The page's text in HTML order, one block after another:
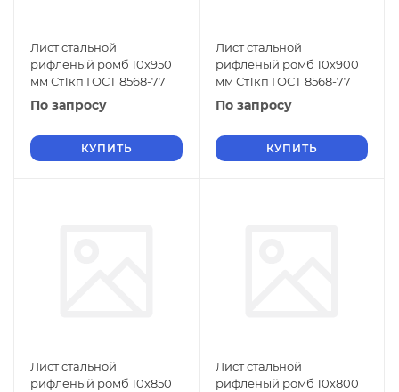
Лист стальной
рифленый ромб 10х950
мм Ст1кп ГОСТ 8568-77
По запросу
КУПИТЬ
Лист стальной
рифленый ромб 10х900
мм Ст1кп ГОСТ 8568-77
По запросу
КУПИТЬ
Лист стальной
рифленый ромб 10х850
Лист стальной
рифленый ромб 10х800